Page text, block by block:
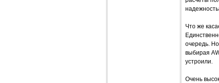
Что же
очередь.
выбирая
устроили.
Очень